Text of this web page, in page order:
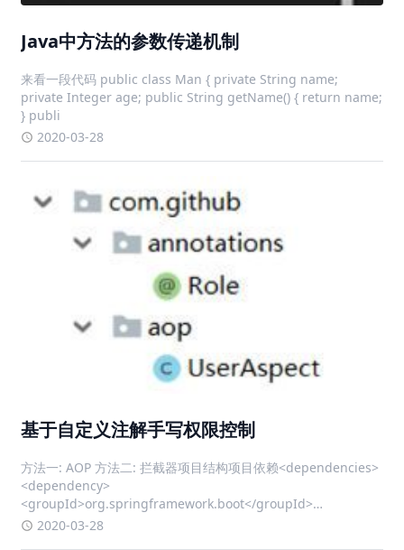
Java中方法的参数传递机制
来看一段代码 public class Man { private String name;
private Integer age; public String getName() { return name;
} publi
2020-03-28
基于自定义注解手写权限控制
方法一: AOP 方法二: 拦截器项目结构项目依赖<dependencies>
<dependency>
<groupId>org.springframework.boot</groupId>
<artifactId>spring-boot-starter-w
2020-03-28